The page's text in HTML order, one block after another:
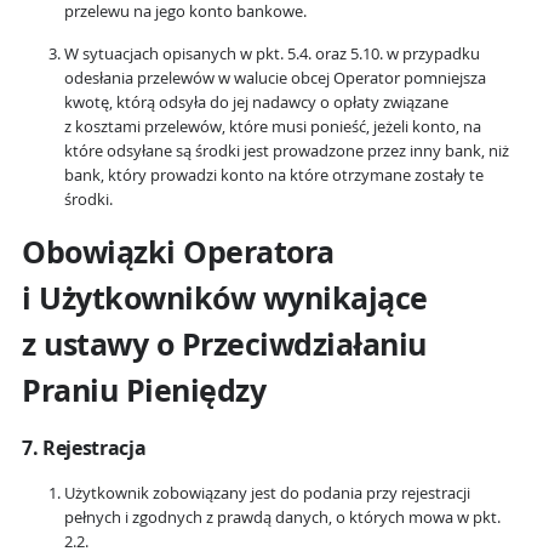
przelewu na jego konto bankowe.
W sytuacjach opisanych w pkt. 5.4. oraz 5.10. w przypadku
odesłania przelewów w walucie obcej Operator pomniejsza
kwotę, którą odsyła do jej nadawcy o opłaty związane
z kosztami przelewów, które musi ponieść, jeżeli konto, na
które odsyłane są środki jest prowadzone przez inny bank, niż
bank, który prowadzi konto na które otrzymane zostały te
środki.
Obowiązki Operatora
i Użytkowników wynikające
z ustawy o Przeciwdziałaniu
Praniu Pieniędzy
7. Rejestracja
Użytkownik zobowiązany jest do podania przy rejestracji
pełnych i zgodnych z prawdą danych, o których mowa w pkt.
2.2.